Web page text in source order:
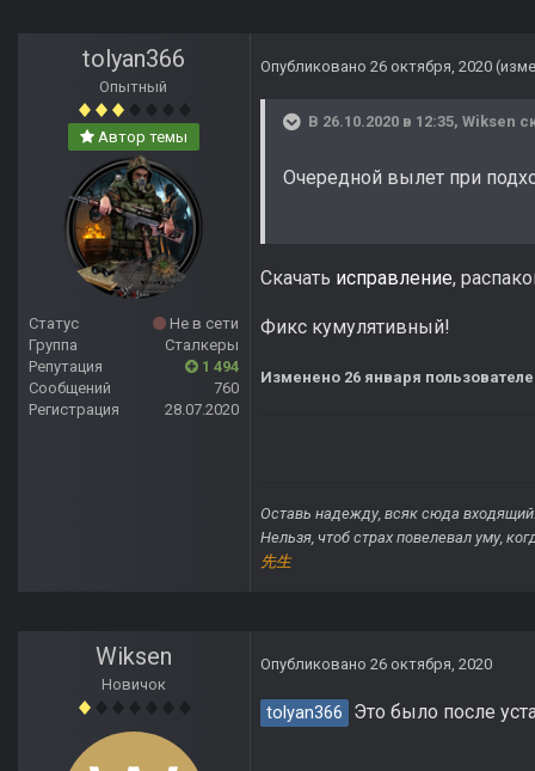
tolyan366
Опытный
Автор темы
Статус
Не в сети
Группа
Сталкеры
Репутация
1 494
Сообщений
760
Регистрация
28.07.2020
Опубликовано 26 октября, 2020
В 26.10.2020 в 12:35, Wiksen
Очередной
Скачать исправление,
Фикс кумулятивный!
Изменено 26 января
Оставь надежду, всяк сюда
Нельзя, чтоб страх повелевал уму,
先生
Wiksen
Новичок
Опубликовано 26 октября, 2020
tolyan366 Это было после